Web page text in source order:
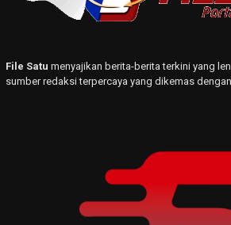
File Satu menyajikan berita-berita terkini yang
sumber redaksi terpercaya yang dikemas